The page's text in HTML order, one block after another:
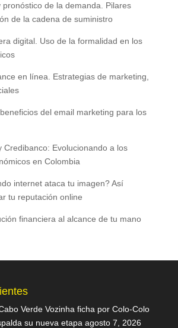
pronóstico de la demanda. Pilares
de la cadena de suministro
digital. Uso de la formalidad en los
en línea. Estrategias de marketing,
del email marketing para los
Credibanco: Evolucionando a los
en Colombia
internet ataca tu imagen? Así
tu reputación online
financiera al alcance de tu mano
Verde Vozinha ficha por Colo-Colo
su nueva etapa agosto 7, 2026